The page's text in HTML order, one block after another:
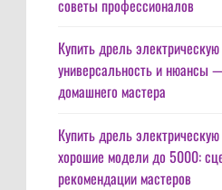
советы профессионалов
Купить дрель
универсальность и нюансы
домашнего мастера
Купить дрель
хорошие модели до 5000:
рекомендации мастеров